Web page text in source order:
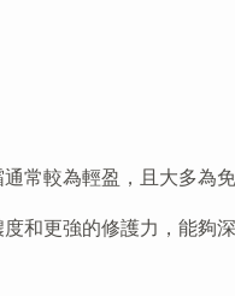
常較為輕盈，且大多為
和更強的修護力，能夠